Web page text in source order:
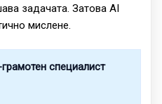
задачата. Затова AI
мислене.
специалист